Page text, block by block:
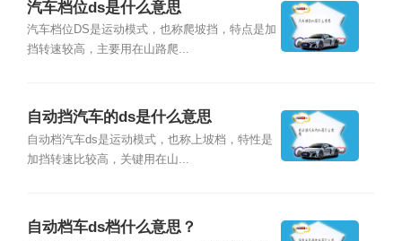
汽车档位ds是什么意思
汽车档位DS是运动模式，也称爬坡挡，特点是加
挡转速较高，主要用在山路爬...
自动挡汽车的ds是什么意思
自动档汽车ds是运动模式，也称上坡档，特性是
加挡转速比较高，关键用在山...
自动档车ds档什么意思？